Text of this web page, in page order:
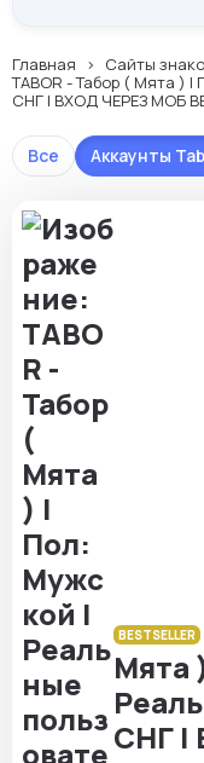
Главная Сайты
TABOR - Табор ( Мята )
СНГ | ВХОД ЧЕРЕЗ МОБ
Все Аккаунты
BESTSELLER
Мята
СНГ |